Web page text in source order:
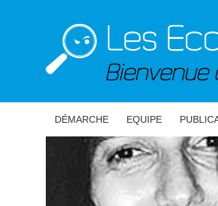
DÉMARCHE EQUIPE